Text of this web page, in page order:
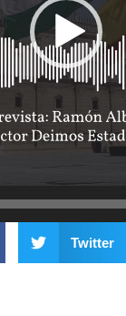
Twitter